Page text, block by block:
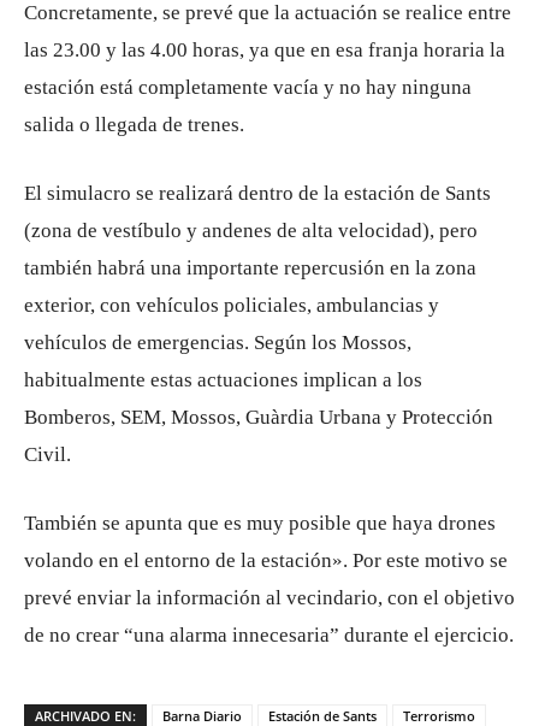
Concretamente, se prevé que la actuación se realice entre
las 23.00 y las 4.00 horas, ya que en esa franja horaria la
estación está completamente vacía y no hay ninguna
salida o llegada de trenes.
El simulacro se realizará dentro de la estación de Sants
(zona de vestíbulo y andenes de alta velocidad), pero
también habrá una importante repercusión en la zona
exterior, con vehículos policiales, ambulancias y
vehículos de emergencias. Según los Mossos,
habitualmente estas actuaciones implican a los
Bomberos, SEM, Mossos, Guàrdia Urbana y Protección
Civil.
También se apunta que es muy posible que haya drones
volando en el entorno de la estación». Por este motivo se
prevé enviar la información al vecindario, con el objetivo
de no crear “una alarma innecesaria” durante el ejercicio.
ARCHIVADO EN: Barna Diario Estación de Sants Terrorismo